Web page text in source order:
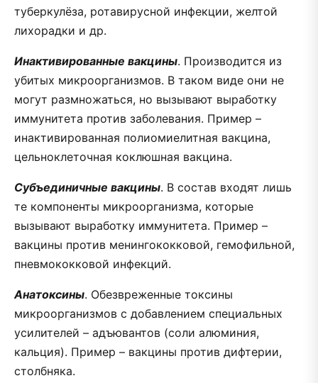
туберкулёза, ротавирусной инфекции, желтой
лихорадки и др.
Инактивированные вакцины. Производится из
убитых микроорганизмов. В таком виде они не
могут размножаться, но вызывают выработку
иммунитета против заболевания. Пример –
инактивированная полиомиелитная вакцина,
цельноклеточная коклюшная вакцина.
Субъединичные вакцины. В состав входят лишь
те компоненты микроорганизма, которые
вызывают выработку иммунитета. Пример –
вакцины против менингококковой, гемофильной,
пневмококковой инфекций.
Анатоксины. Обезвреженные токсины
микроорганизмов с добавлением специальных
усилителей – адъювантов (соли алюминия,
кальция). Пример – вакцины против дифтерии,
столбняка.